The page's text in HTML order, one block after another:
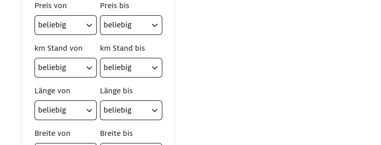
Preis von Preis bis
km Stand von km Stand bis
Länge von Länge bis
Breite von Breite bis